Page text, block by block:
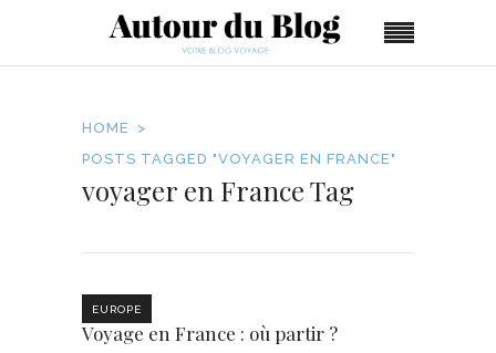
HOME
POSTS TAGGED "VOYAGER EN FRANCE"
voyager en France Tag
EUROPE
Voyage en France : où partir ?